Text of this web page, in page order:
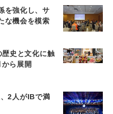
を強化し、サ
な機会を模索
史と文化に触
ら展開
2人がIBで満